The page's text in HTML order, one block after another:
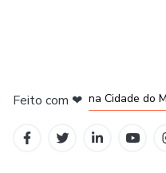
Feito com ❤ na Cidade do